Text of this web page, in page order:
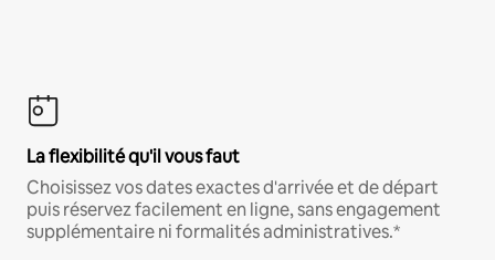
La flexibilité qu'il vous faut
Choisissez vos dates exactes d'arrivée et de départ
puis réservez facilement en ligne, sans engagement
supplémentaire ni formalités administratives.*